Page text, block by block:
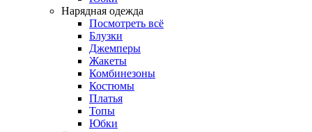
Нарядная одежда
Посмотреть всё
Блузки
Джемперы
Жакеты
Комбинезоны
Костюмы
Платья
Топы
Юбки